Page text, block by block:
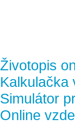
Životopis
Kalkulačka
Simulátor
Online